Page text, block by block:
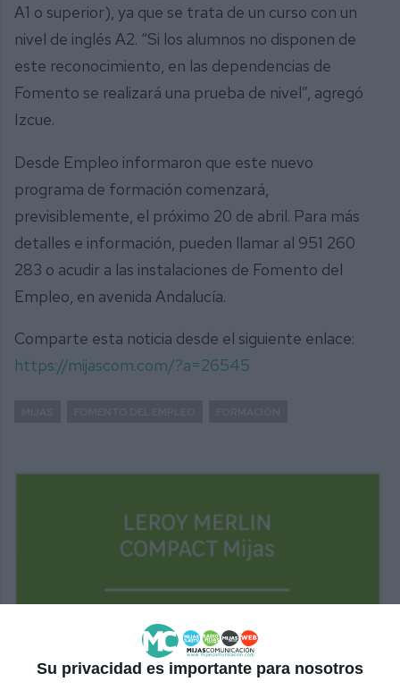
Su privacidad es importante para nosotros
A1 o superior), ya que se trata de un curso con un
nivel de inglés A2. “Si los alumnos no disponen de
este reconocimiento, en las dependencias de
Fomento se realizará una prueba de nivel”, agregó
Izcue.
Desde Empleo informaron que este nuevo
programa de formación comenzará,
previsiblemente, el próximo 20 de abril. Para más
detalles e información, pueden llamar al 951 260
283 o acudir a las instalaciones de Fomento del
Empleo, en avenida Andalucía.
Comparte esta noticia desde el siguiente enlace:
https://mijascom.com/?a=26545